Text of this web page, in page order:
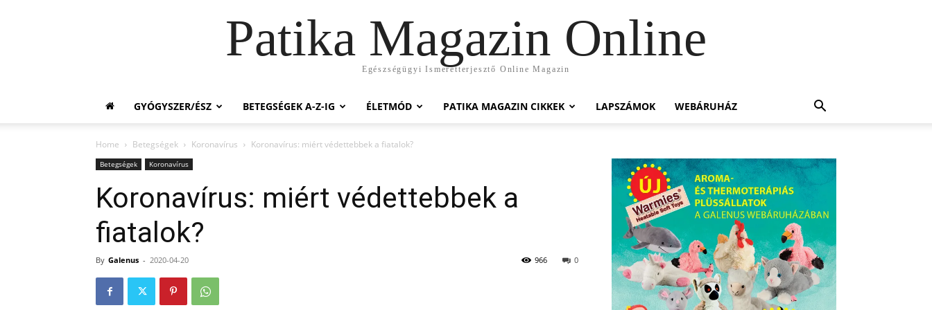
Patika Magazin Online
Egészségügyi Ismeretterjesztő Online Magazin
GYÓGYSZER/ÉSZ BETEGSÉGEK A-Z-IG ÉLETMÓD PATIKA MAGAZIN CIKKEK LAPSZÁMOK WEBÁRUHÁZ
Home Betegségek Koronavírus Koronavírus: miért védettebbek a fiatalok?
Betegségek Koronavírus
Koronavírus: miért védettebbek a
fiatalok?
By Galenus - 2020-04-20 0
966